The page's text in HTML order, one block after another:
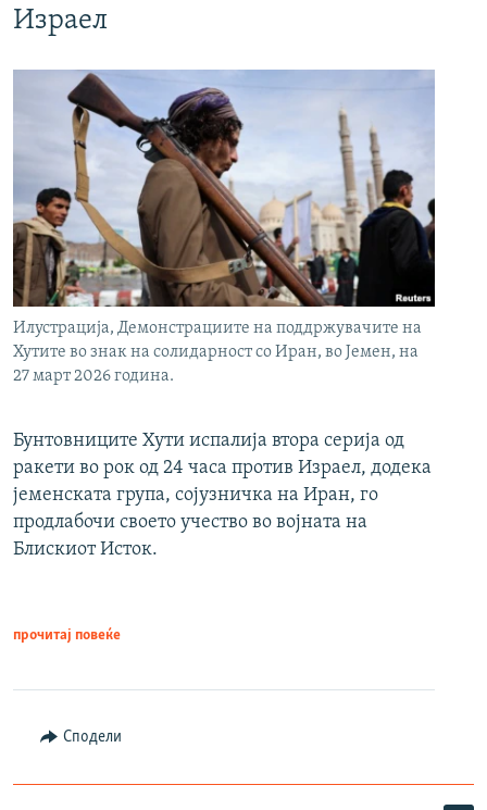
Израел
Илустрација, Демонстрациите на поддржувачите на
Хутите во знак на солидарност со Иран, во Јемен, на
27 март 2026 година.
Бунтовниците Хути испалија втора серија од
ракети во рок од 24 часа против Израел, додека
јеменската група, сојузничка на Иран, го
продлабочи своето учество во војната на
Блискиот Исток.
прочитај повеќе
Сподели